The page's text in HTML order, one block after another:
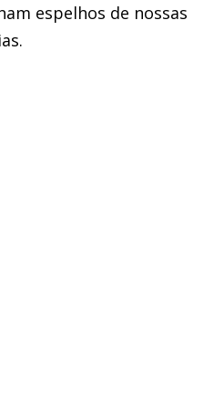
espelhos de nossas